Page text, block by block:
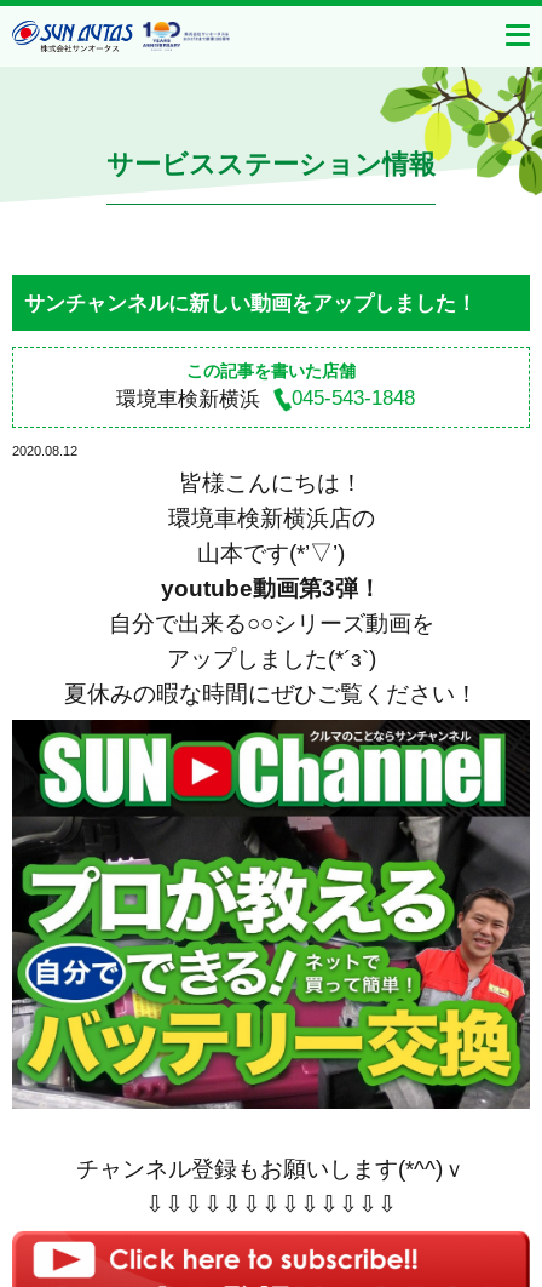
サービスステーション情報
サンチャンネルに新しい動画をアップしました！
この記事を書いた店舗
環境車検新横浜 045-543-1848
2020.08.12
皆様こんにちは！
環境車検新横浜店の
山本です(*’▽’)
youtube動画第3弾！
自分で出来る○○シリーズ動画を
アップしました(*´з`)
夏休みの暇な時間にぜひご覧ください！
チャンネル登録もお願いします(*^^)ｖ
⇩⇩⇩⇩⇩⇩⇩⇩⇩⇩⇩⇩⇩